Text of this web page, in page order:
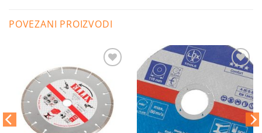
POVEZANI PROIZVODI
na
listu
želja
Dodaj
listu
želja